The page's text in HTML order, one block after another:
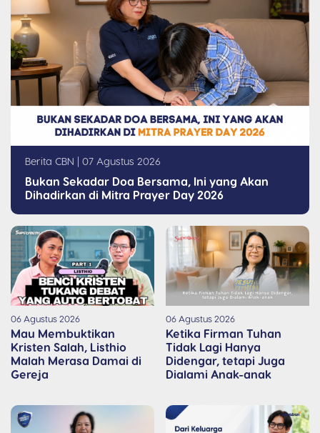
Berita CBN | 07 Agustus 2026
Bukan Sekadar Doa Bersama, Ini yang Akan
Dihadirkan di Mitra Prayer Day 2026
06 Agustus 2026
Mau Membuktikan
Kristen Salah, Listhio
Malah Merasa Damai di
Gereja
06 Agustus 2026
Ketika Firman Tuhan
Tidak Lagi Hanya
Didengar, tetapi Juga
Dialami Anak-anak